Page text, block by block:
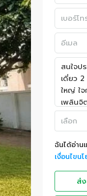
เลือก
ฉันได้อ่าน
เงื่อนไขน
ส่